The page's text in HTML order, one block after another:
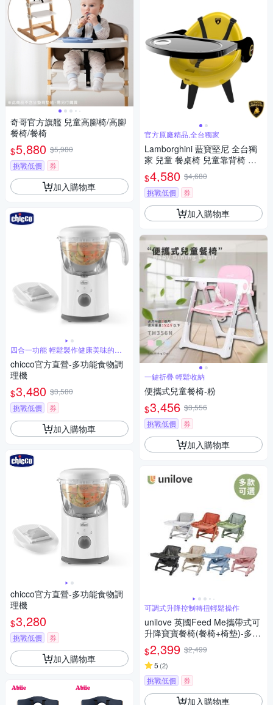
奇哥官方旗艦 兒童高腳椅/高腳
餐椅/餐椅
$5,880 $5,980
挑戰低價
券
加入購物車
四合一功能 輕鬆製作健康美味的嬰
兒餐
chicco官方直營-多功能食物調
理機
$3,480 $3,580
挑戰低價
券
加入購物車
chicco官方直營-多功能食物調
理機
$3,280
挑戰低價 券
加入購物車
官方原廠精品,全台獨家
Lamborghini 藍寶堅尼 全台獨
家 兒童 餐桌椅 兒童靠背椅 幼
兒椅
$4,580 $4,680
挑戰低價
券
加入購物車
一鍵折疊 輕鬆收納
便攜式兒童餐椅-粉
$3,456 $3,556
挑戰低價
券
加入購物車
可調式升降控制轉扭輕鬆操作
unilove 英國Feed Me攜帶式可
升降寶寶餐椅(餐椅+椅墊)-多款
可選
$2,399 $2,499
5 (2)
挑戰低價 券
加入購物車